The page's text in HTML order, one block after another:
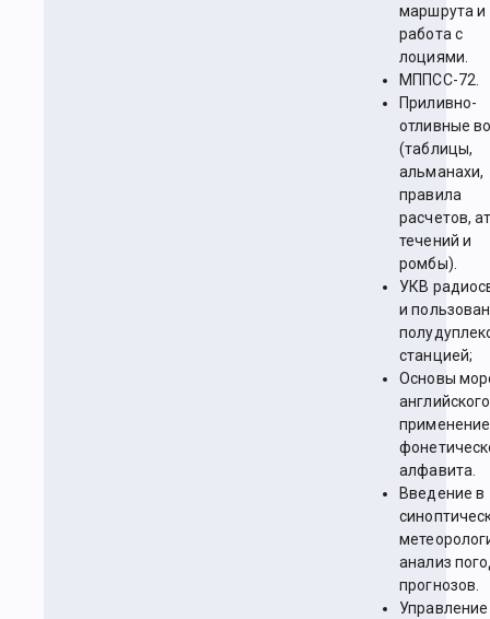
маршрута и
работа с
лоциями.
МППСС-72.
Приливно-
отливные
(таблицы,
альманахи,
правила
расчетов,
течений и
ромбы).
УКВ
и
станцией;
Основы
алфавита.
Введение в
анализ
прогнозов.
Управление